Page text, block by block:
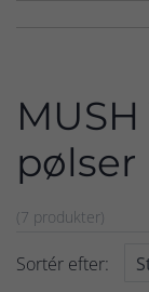
pølser
(7 produkter)
Sortér efter: